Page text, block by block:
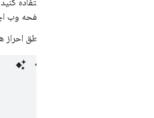
استفاده
صفحه وب
منطق